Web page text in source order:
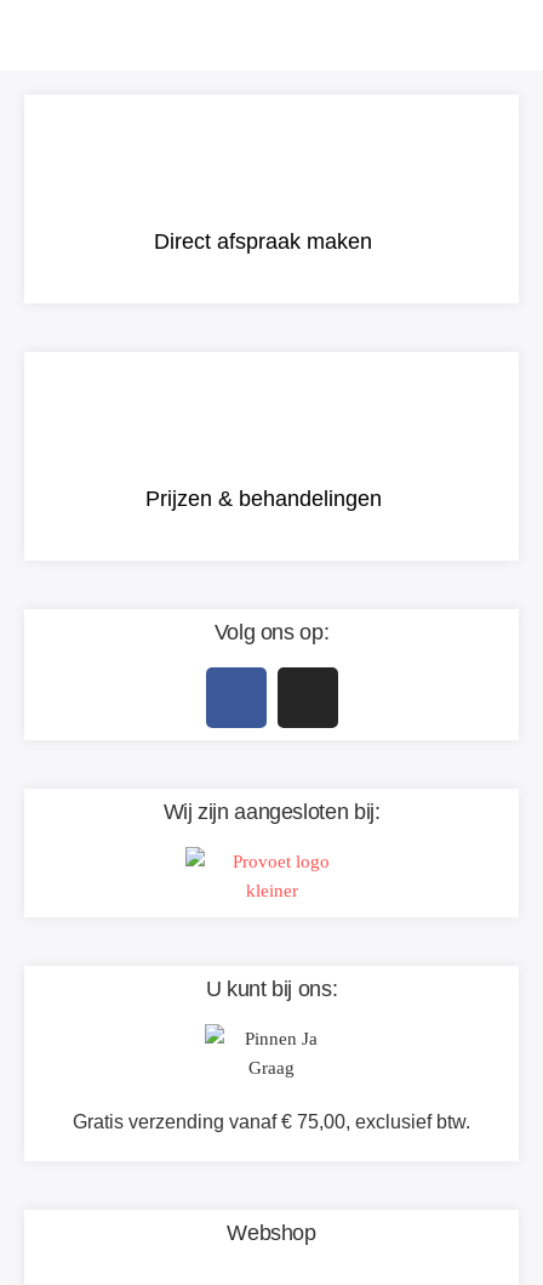
Direct afspraak maken
Prijzen & behandelingen
Volg ons op:
Wij zijn aangesloten bij:
U kunt bij ons:
Gratis verzending vanaf € 75,00, exclusief btw.
Webshop